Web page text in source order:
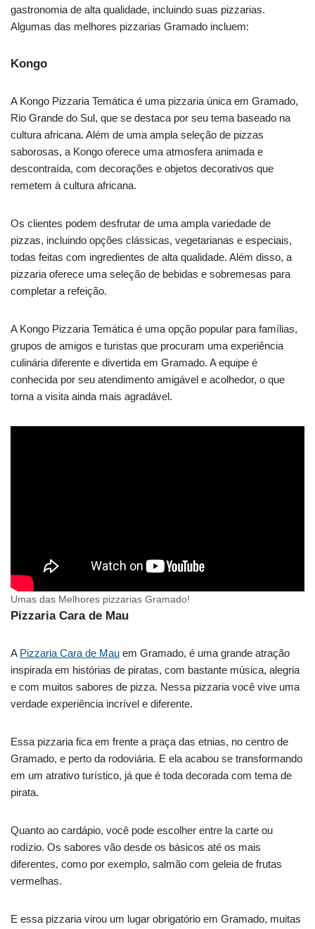
gastronomia de alta qualidade, incluindo suas pizzarias.
Algumas das melhores pizzarias Gramado incluem:
Kongo
A Kongo Pizzaria Temática é uma pizzaria única em Gramado,
Rio Grande do Sul, que se destaca por seu tema baseado na
cultura africana. Além de uma ampla seleção de pizzas
saborosas, a Kongo oferece uma atmosfera animada e
descontraída, com decorações e objetos decorativos que
remetem à cultura africana.
Os clientes podem desfrutar de uma ampla variedade de
pizzas, incluindo opções clássicas, vegetarianas e especiais,
todas feitas com ingredientes de alta qualidade. Além disso, a
pizzaria oferece uma seleção de bebidas e sobremesas para
completar a refeição.
A Kongo Pizzaria Temática é uma opção popular para famílias,
grupos de amigos e turistas que procuram uma experiência
culinária diferente e divertida em Gramado. A equipe é
conhecida por seu atendimento amigável e acolhedor, o que
torna a visita ainda mais agradável.
Umas das Melhores pizzarias Gramado!
Pizzaria Cara de Mau
A Pizzaria Cara de Mau em Gramado, é uma grande atração
inspirada em histórias de piratas, com bastante música, alegria
e com muitos sabores de pizza. Nessa pizzaria você vive uma
verdade experiência incrível e diferente.
Essa pizzaria fica em frente a praça das etnias, no centro de
Gramado, e perto da rodoviária. E ela acabou se transformando
em um atrativo turístico, já que é toda decorada com tema de
pirata.
Quanto ao cardápio, você pode escolher entre la carte ou
rodízio. Os sabores vão desde os básicos até os mais
diferentes, como por exemplo, salmão com geleia de frutas
vermelhas.
E essa pizzaria virou um lugar obrigatório em Gramado, muitas